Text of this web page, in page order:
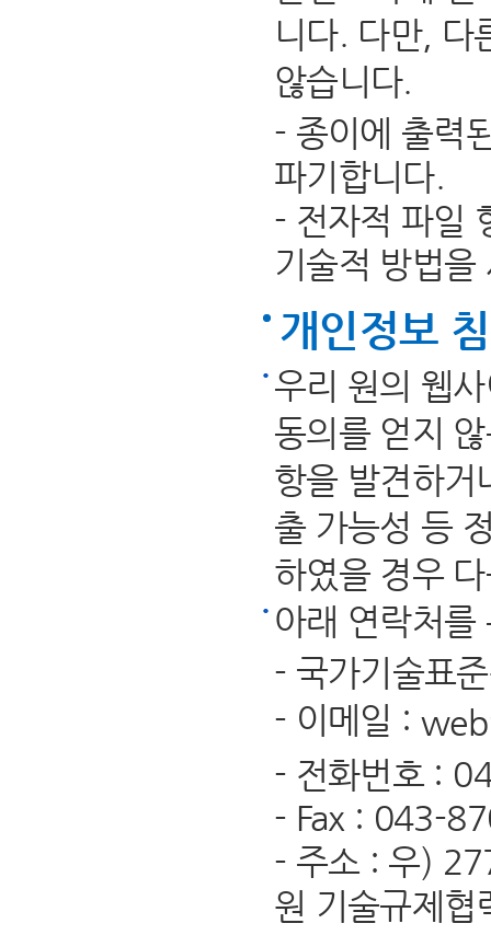
니다. 다만, 다
않습니다.
- 종이에 출력
파기합니다.
- 전자적 파일
기술적 방법을
개인정보
우리 원의 웹
동의를 얻지
항을 발견하거
출 가능성 등
하였을 경우
아래 연락처를
- 국가기술표
- 이메일 :
- 전화번호 :
- Fax : 043-
- 주소 : 우)
원 기술규제협